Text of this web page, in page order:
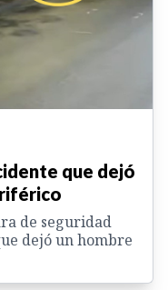
que dejó
de seguridad
dejó un hombre